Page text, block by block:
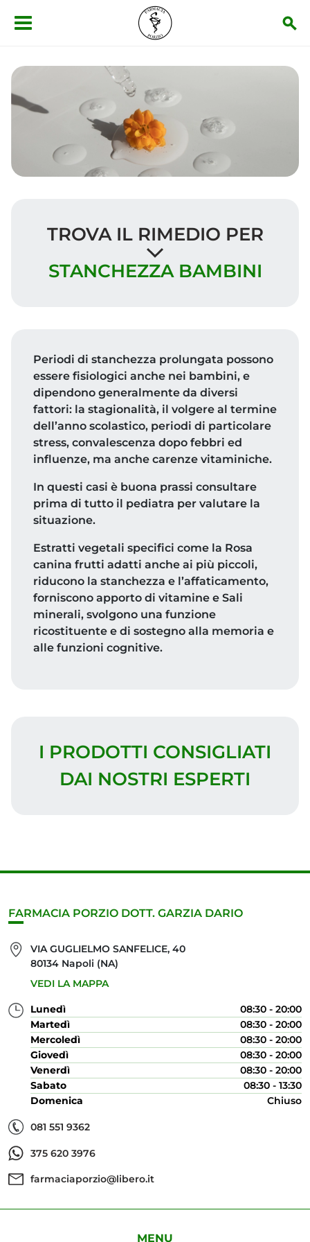
Salta al contenuto principale
TROVA IL RIMEDIO PER
STANCHEZZA BAMBINI
Periodi di stanchezza prolungata possono
essere fisiologici anche nei bambini, e
dipendono generalmente da diversi
fattori: la stagionalità, il volgere al termine
dell’anno scolastico, periodi di particolare
stress, convalescenza dopo febbri ed
influenze, ma anche carenze vitaminiche.
In questi casi è buona prassi consultare
prima di tutto il pediatra per valutare la
situazione.
Estratti vegetali specifici come la Rosa
canina frutti adatti anche ai più piccoli,
riducono la stanchezza e l’affaticamento,
forniscono apporto di vitamine e Sali
minerali, svolgono una funzione
ricostituente e di sostegno alla memoria e
alle funzioni cognitive.
I PRODOTTI CONSIGLIATI
DAI NOSTRI ESPERTI
FARMACIA PORZIO DOTT. GARZIA DARIO
VIA GUGLIELMO SANFELICE, 40
80134 Napoli (NA)
VEDI LA MAPPA
Lunedì
08:30 - 20:00
Martedì
08:30 - 20:00
Mercoledì
08:30 - 20:00
Giovedì
08:30 - 20:00
Venerdì
08:30 - 20:00
Sabato
08:30 - 13:30
Domenica
Chiuso
081 551 9362
375 620 3976
farmaciaporzio@libero.it
MENU